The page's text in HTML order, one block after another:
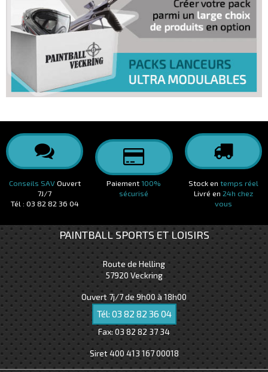
Conseils SAVOuvert
7J/7
Tél : 03 82 82 36 04
Paiement100%
sécurisé
Stock en temps réel
Livré en 24h chez
vous
PAINTBALL SPORTS ET LOISIRS
Route de Helling
57920 Veckring
Ouvert 7j/7 de 9h00 à 18h00
Tél: 03 82 82 36 04
Fax: 03 82 82 37 34
Siret 400 413 167 00018